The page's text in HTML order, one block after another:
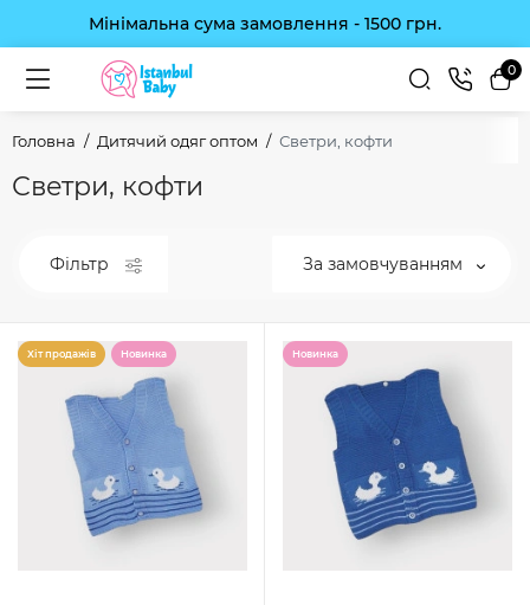
Мінімальна сума замовлення - 1500 грн.
0
Головна Дитячий одяг оптом Светри, кофти
Светри, кофти
Фільтр За замовчуванням
Хіт продажів Новинка Новинка